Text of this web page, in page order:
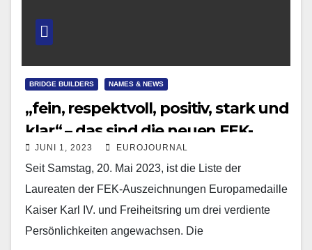
BRIDGE BUILDERS NAMES & NEWS
„fein, respektvoll, positiv, stark und
klar“ – das sind die neuen FEK-
Laureaten
JUNI 1, 2023 EUROJOURNAL
Seit Samstag, 20. Mai 2023, ist die Liste der
Laureaten der FEK-Auszeichnungen Europamedaille
Kaiser Karl IV. und Freiheitsring um drei verdiente
Persönlichkeiten angewachsen. Die